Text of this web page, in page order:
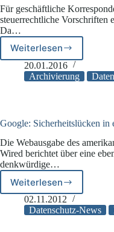
Für geschäftliche
steuerrechtliche Vorschriften
Da…
Weiterlesen
Pflicht
zur
Archivierung
Pflicht
Löschen
von
Bewerberdaten
20.01.2016
Archivierung
Google: Sicherheitslücken in
Die Webausgabe des
Wired berichtet über eine
denkwürdige…
Weiterlesen
Google:
Sicherheitslücken
in
02.11.2012
Datenschutz-News